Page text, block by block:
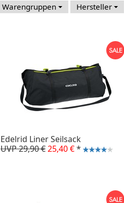
Warengruppen Hersteller
Edelrid Liner Seilsack
UVP 29,90 €25,40 €*